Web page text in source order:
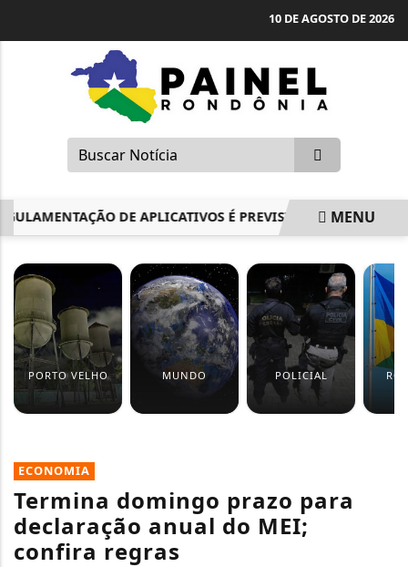
10 DE AGOSTO DE 2026
DE APLICATIVOS É PREVISTA PARA ABRIL NA
MENU
PORTO VELHO MUNDO POLICIAL
ECONOMIA
Termina domingo prazo para
declaração anual do MEI;
confira regras